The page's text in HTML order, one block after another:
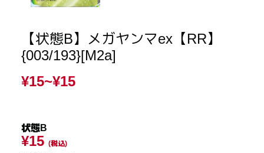
【状態B】メガヤンマex【RR】
{003/193}[M2a]
¥15~¥15
状態B
¥15 (税込)